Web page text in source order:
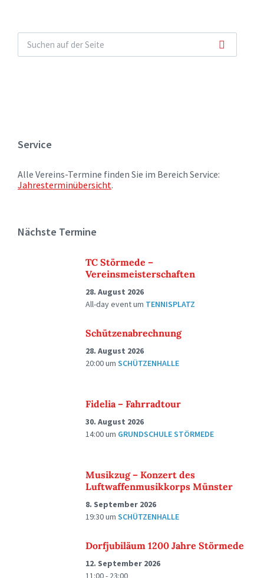
Service
Alle Vereins-Termine finden Sie im Bereich Service:
Jahresterminübersicht.
Nächste Termine
TC Störmede –
Vereinsmeisterschaften
28. August 2026
All-day eventum TENNISPLATZ
Schützenabrechnung
28. August 2026
20:00um SCHÜTZENHALLE
Fidelia – Fahrradtour
30. August 2026
14:00um GRUNDSCHULE STÖRMEDE
Musikzug – Konzert des
Luftwaffenmusikkorps Münster
8. September 2026
19:30um SCHÜTZENHALLE
Dorfjubiläum 1200 Jahre Störmede
12. September 2026
11:00 - 23:00